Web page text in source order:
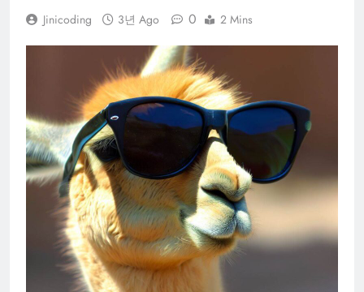
Jinicoding 3년 Ago 0 2 Mins